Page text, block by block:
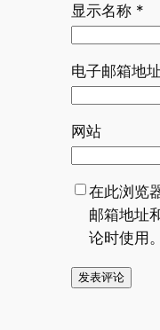
显示名称 *
电子邮箱地址
网站
在此浏览
邮箱地址
论时使用。